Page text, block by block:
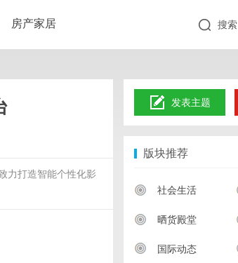
房产家居 搜索
力打造智能个性化影
发表主题
版块推荐
社会生活
晒货殿堂
国际动态